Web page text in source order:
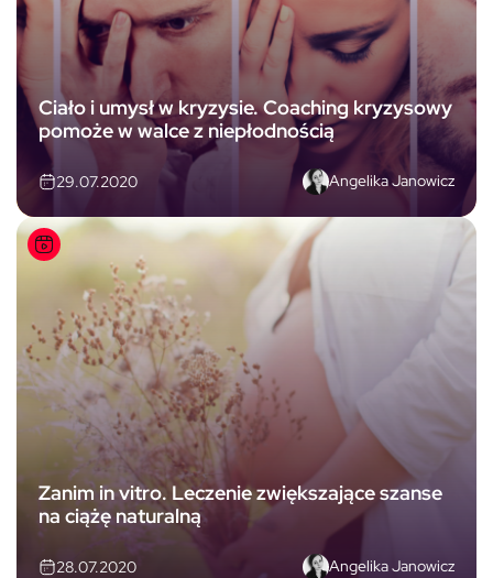
Ciało i umysł w kryzysie. Coaching kryzysowy
pomoże w walce z niepłodnością
29.07.2020 Angelika Janowicz
Zanim in vitro. Leczenie zwiększające szanse
na ciążę naturalną
28.07.2020 Angelika Janowicz